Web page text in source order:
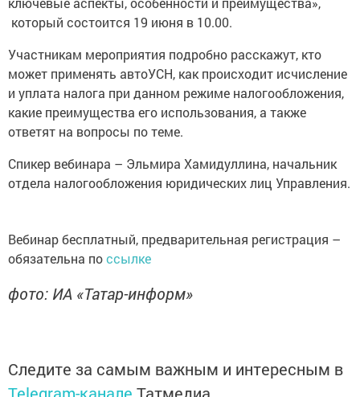
который состоится 19 июня в 10.00.
Участникам мероприятия подробно расскажут, кто
может применять автоУСН, как происходит исчисление
и уплата налога при данном режиме налогообложения,
какие преимущества его использования, а также
ответят на вопросы по теме.
Спикер вебинара – Эльмира Хамидуллина, начальник
отдела налогообложения юридических лиц Управления.
Вебинар бесплатный, предварительная регистрация –
обязательна поссылке
фото: ИА «Татар-информ»
Следите за самым важным и интересным в